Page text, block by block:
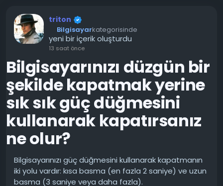
triton
Bilgisayarkategorisinde
yeni bir içerik oluşturdu
13 saat önce
Bilgisayarınızı düzgün bir
şekilde kapatmak yerine
sık sık güç düğmesini
kullanarak kapatırsanız
ne olur?
Bilgisayarınızı güç düğmesini kullanarak kapatmanın
iki yolu vardır: kısa basma (en fazla 2 saniye) ve uzun
basma (3 saniye veya daha fazla).